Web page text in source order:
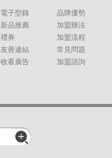
電子型錄
新品推薦
禮券
友善連結
收看廣告
品牌優勢
加盟辦法
加盟流程
常見問題
加盟諮詢